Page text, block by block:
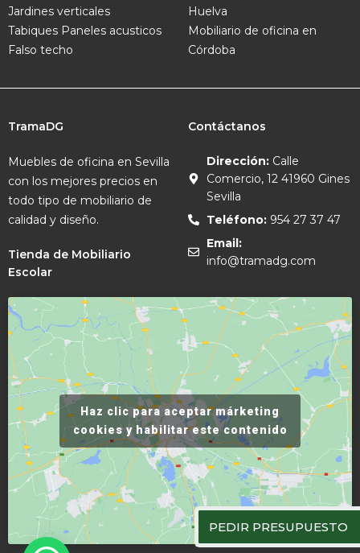
Jardines verticales
Tabiques Paneles acusticos
Falso techo
Huelva
Mobiliario de oficina en
Córdoba
TramaDG
Muebles de oficina en Sevilla
con los mejores precios en
todo tipo de mobiliario de
calidad y diseño.
Tienda de Mobiliario
Escolar
Contáctanos
Dirección:Calle
Comercio, 12 41960 Gines
Sevilla
Teléfono:954 27 37 47
Email:
info@tramadg.com
Haz clic para aceptar márketing
cookies y habilitar este contenido
PEDIR PRESUPUESTO